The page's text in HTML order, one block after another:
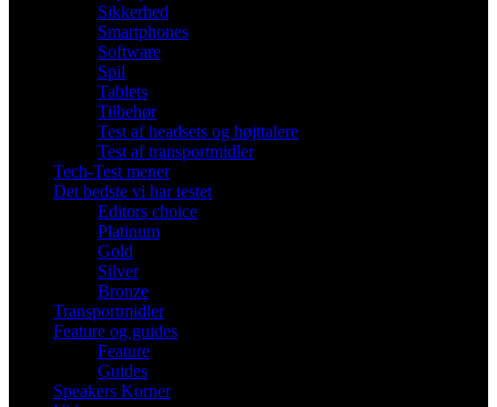
Sikkerhed
Smartphones
Software
Spil
Tablets
Tilbehør
Test af headsets og højttalere
Test af transportmidler
Tech-Test mener
Det bedste vi har testet
Editors choice
Platinum
Gold
Silver
Bronze
Transportmidler
Feature og guides
Feature
Guides
Speakers Korner